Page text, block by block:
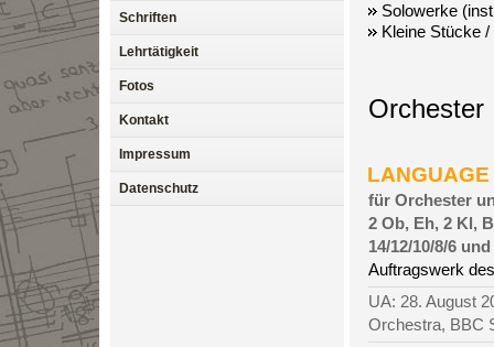
Schriften
Lehrtätigkeit
Fotos
Kontakt
Impressum
Datenschutz
Solowerke
Kleine Stücke /
Orchester
für Orchester
2 Ob, Eh, 2 Kl,
14/12/10/8/6
Auftragswerk
UA: 28. August
Orchestra, BBC